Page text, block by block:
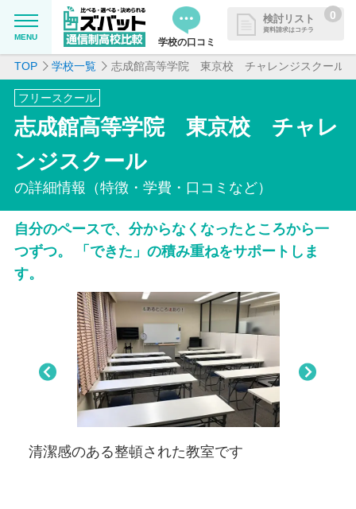
MENU 学校の口コミ
検討リスト
資料請求はコチラ
0
資料請求リストに追加しました
めて資料請求できます
MENU
学校を探したい
通信制高校について知りたい
はじめての方へ
よくある質問
掲載を希望される学校様へ
TOP 学校一覧 志成館高等学院 東京校 チャレンジスクール
フリースクール
志成館高等学院 東京校 チャレ
ンジスクール
の詳細情報（特徴・学費・口コミなど）
自分のペースで、分からなくなったところから一
つずつ。 「できた」の積み重ねをサポートしま
す。
清潔感のある整頓された教室です